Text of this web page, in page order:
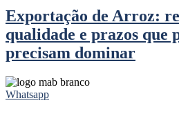
Exportação de Arroz:
qualidade e prazos que
precisam dominar
Whatsapp